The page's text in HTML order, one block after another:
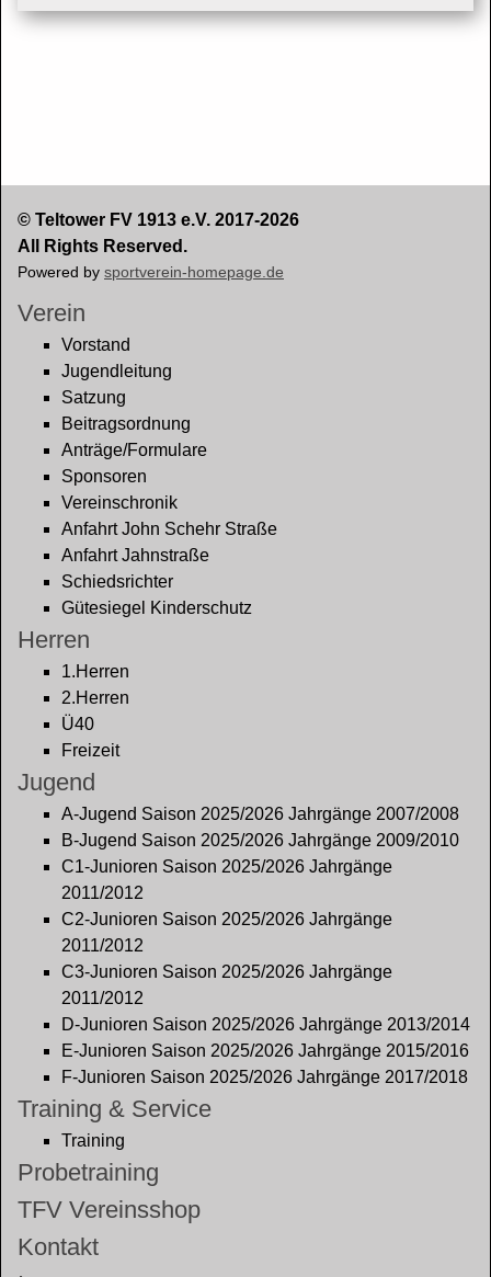
© Teltower FV 1913 e.V. 2017-2026
All Rights Reserved.
Powered by sportverein-homepage.de
Verein
Vorstand
Jugendleitung
Satzung
Beitragsordnung
Anträge/Formulare
Sponsoren
Vereinschronik
Anfahrt John Schehr Straße
Anfahrt Jahnstraße
Schiedsrichter
Gütesiegel Kinderschutz
Herren
1.Herren
2.Herren
Ü40
Freizeit
Jugend
A-Jugend Saison 2025/2026 Jahrgänge 2007/2008
B-Jugend Saison 2025/2026 Jahrgänge 2009/2010
C1-Junioren Saison 2025/2026 Jahrgänge
2011/2012
C2-Junioren Saison 2025/2026 Jahrgänge
2011/2012
C3-Junioren Saison 2025/2026 Jahrgänge
2011/2012
D-Junioren Saison 2025/2026 Jahrgänge 2013/2014
E-Junioren Saison 2025/2026 Jahrgänge 2015/2016
F-Junioren Saison 2025/2026 Jahrgänge 2017/2018
Training & Service
Training
Probetraining
TFV Vereinsshop
Kontakt